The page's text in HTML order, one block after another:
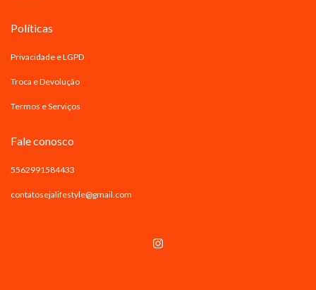
Políticas
Privacidade e LGPD
Troca e Devolução
Termos e Serviços
Fale conosco
5562991584433
contatosejalifestyle@gmail.com